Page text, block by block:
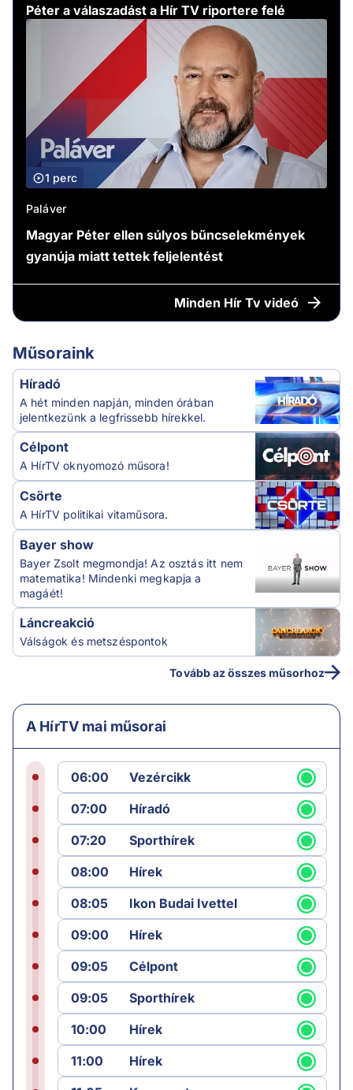
Péter a válaszadást a Hír TV riportere felé
1 perc
Paláver
Magyar Péter ellen súlyos bűncselekmények
gyanúja miatt tettek feljelentést
Minden Hír Tv videó
Műsoraink
Híradó
A hét minden napján, minden órában
jelentkezünk a legfrissebb hírekkel.
Célpont
A HírTV oknyomozó műsora!
Csörte
A HírTV politikai vitaműsora.
Bayer show
Bayer Zsolt megmondja! Az osztás itt nem
matematika! Mindenki megkapja a
magáét!
Láncreakció
Válságok és metszéspontok
Tovább az összes műsorhoz
A HírTV mai műsorai
06:00
Vezércikk
07:00
Híradó
07:20
Sporthírek
08:00
Hírek
08:05
Ikon Budai Ivettel
09:00
Hírek
09:05
Célpont
09:05
Sporthírek
10:00
Hírek
11:00
Hírek